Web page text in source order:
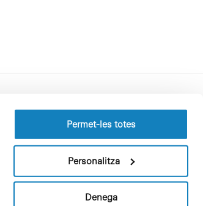
Permet-les totes
Personalitza
Denega
Perfil del contractant
Política de privacitat
Política de cookies
Patrons i patrocinadors
Borsa de treball